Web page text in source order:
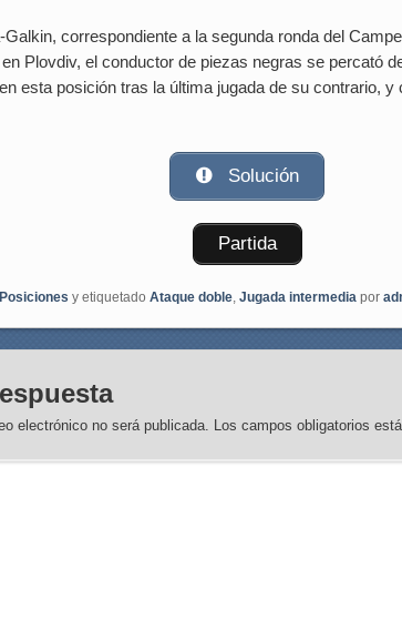
correspondiente a la segunda ronda del
Plovdiv, el conductor de piezas negras se percató
esta posición tras la última jugada de su contrario,
Solución
Partida
Posiciones y etiquetado Ataque doble, Jugada intermedia por
electrónico no será publicada. Los campos obligatorios